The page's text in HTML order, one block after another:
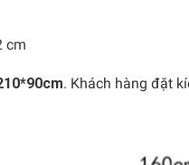
cm
. Khách hàng đặt